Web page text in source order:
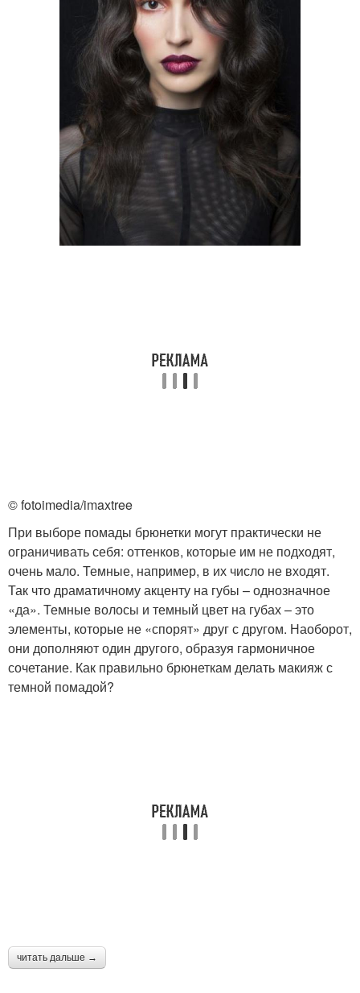
© fotoimedia/imaxtree
При выборе помады брюнетки могут практически не
ограничивать себя: оттенков, которые им не подходят,
очень мало. Темные, например, в их число не входят.
Так что драматичному акценту на губы – однозначное
«да». Темные волосы и темный цвет на губах – это
элементы, которые не «спорят» друг с другом. Наоборот,
они дополняют один другого, образуя гармоничное
сочетание. Как правильно брюнеткам делать макияж с
темной помадой?
читать дальше →